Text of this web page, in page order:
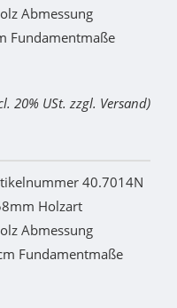
Abmessung
Fundamentmaße
20% USt. zzgl. Versand)
40.7014N
Holzart
Abmessung
Fundamentmaße